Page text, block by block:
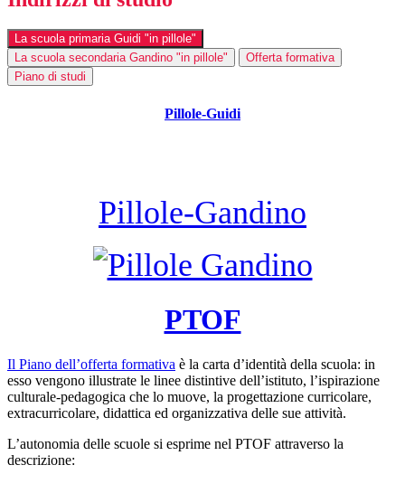
La scuola primaria Guidi "in pillole"
La scuola secondaria Gandino "in pillole"
Offerta formativa
Piano di studi
Pillole-Guidi
Pillole-Gandino
PTOF
Il Piano dell’offerta formativa è la carta d’identità della scuola: in
esso vengono illustrate le linee distintive dell’istituto, l’ispirazione
culturale-pedagogica che lo muove, la progettazione curricolare,
extracurricolare, didattica ed organizzativa delle sue attività.
L’autonomia delle scuole si esprime nel PTOF attraverso la
descrizione: